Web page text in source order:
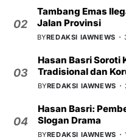
02
Tambang Emas
Jalan Provinsi
BYREDAKSI IAWNEWS
03
Hasan Basri Soroti
Tradisional dan
BYREDAKSI IAWNEWS
04
Hasan Basri:
Slogan Drama
BYREDAKSI IAWNEWS